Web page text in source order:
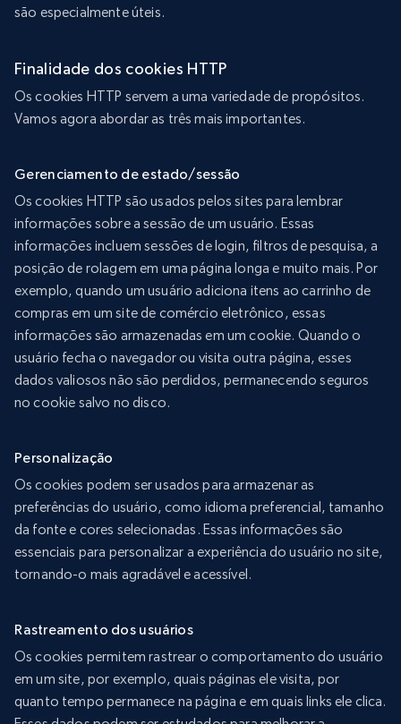
são especialmente úteis.
Finalidade dos cookies HTTP
Os cookies HTTP servem a uma variedade de propósitos.
Vamos agora abordar as três mais importantes.
Gerenciamento de estado/sessão
Os cookies HTTP são usados pelos sites para lembrar
informações sobre a sessão de um usuário. Essas
informações incluem sessões de login, filtros de pesquisa, a
posição de rolagem em uma página longa e muito mais. Por
exemplo, quando um usuário adiciona itens ao carrinho de
compras em um site de comércio eletrônico, essas
informações são armazenadas em um cookie. Quando o
usuário fecha o navegador ou visita outra página, esses
dados valiosos não são perdidos, permanecendo seguros
no cookie salvo no disco.
Personalização
Os cookies podem ser usados para armazenar as
preferências do usuário, como idioma preferencial, tamanho
da fonte e cores selecionadas. Essas informações são
essenciais para personalizar a experiência do usuário no site,
tornando-o mais agradável e acessível.
Rastreamento dos usuários
Os cookies permitem rastrear o comportamento do usuário
em um site, por exemplo, quais páginas ele visita, por
quanto tempo permanece na página e em quais links ele clica.